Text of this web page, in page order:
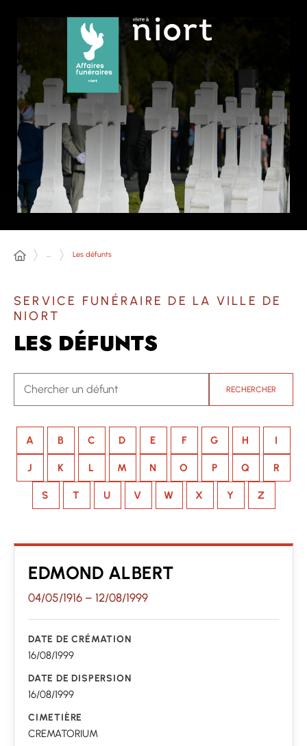
... Les défunts
SERVICE FUNÉRAIRE DE LA VILLE DE
NIORT
LES DÉFUNTS
RECHERCHER
A B C D E F G H I
J K L M N O P Q R
S T U V W X Y Z
EDMOND ALBERT
04/05/1916 – 12/08/1999
DATE DE CRÉMATION
16/08/1999
DATE DE DISPERSION
16/08/1999
CIMETIÈRE
CREMATORIUM